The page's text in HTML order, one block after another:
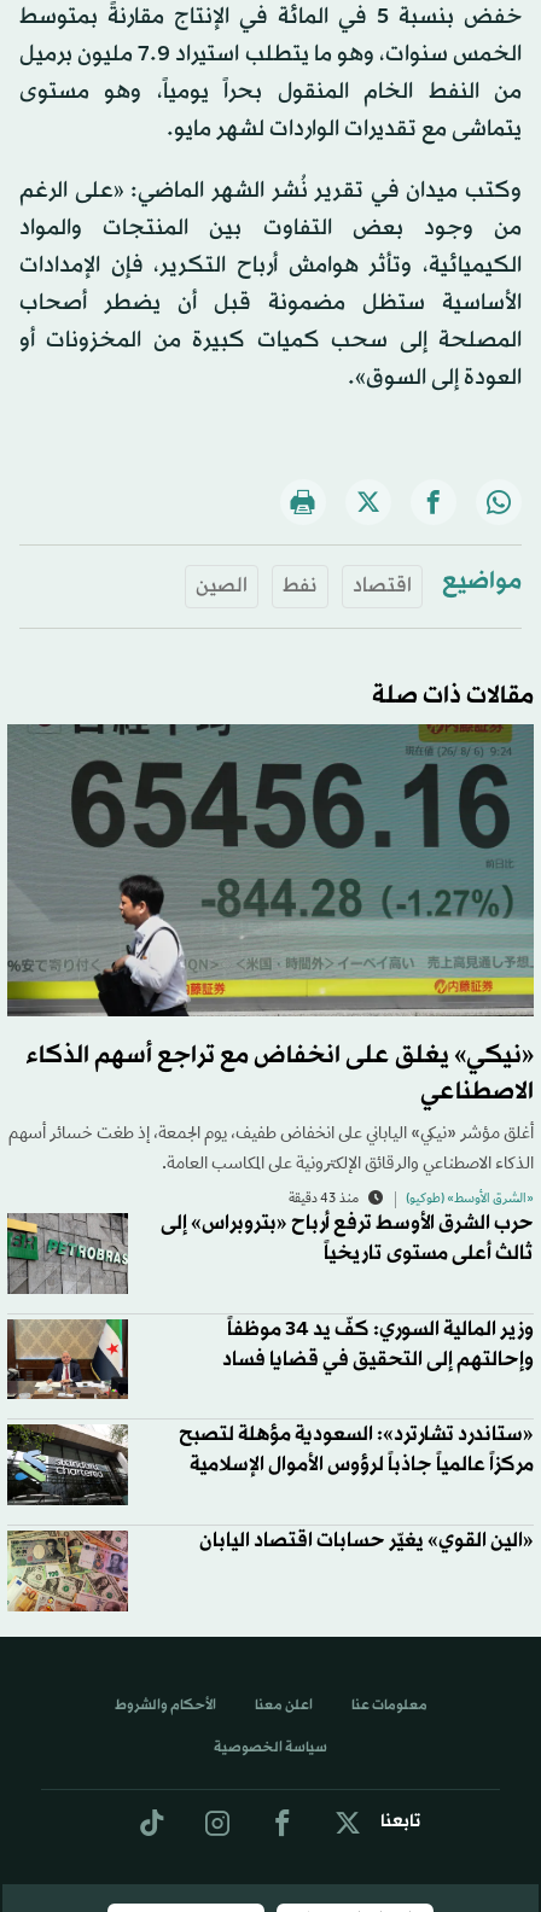
خفض بنسبة 5 في المائة في الإنتاج مقارنةً بمتوسط
الخمس سنوات، وهو ما يتطلب استيراد 7.9 مليون برميل
من النفط الخام المنقول بحراً يومياً، وهو مستوى
يتماشى مع تقديرات الواردات لشهر مايو.
وكتب ميدان في تقرير نُشر الشهر الماضي: «على الرغم
من وجود بعض التفاوت بين المنتجات والمواد
الكيميائية، وتأثر هوامش أرباح التكرير، فإن الإمدادات
الأساسية ستظل مضمونة قبل أن يضطر أصحاب
المصلحة إلى سحب كميات كبيرة من المخزونات أو
العودة إلى السوق».
مواضيع اقتصاد نفط الصين
مقالات ذات صلة
«نيكي» يغلق على انخفاض مع تراجع أسهم الذكاء
الاصطناعي
أغلق مؤشر «نيكي» الياباني على انخفاض طفيف، يوم الجمعة، إذ طغت خسائر أسهم
الذكاء الاصطناعي والرقائق الإلكترونية على المكاسب العامة.
«الشرق الأوسط» (طوكيو) منذ 43 دقيقة
حرب الشرق الأوسط ترفع أرباح «بتروبراس» إلى
ثالث أعلى مستوى تاريخياً
وزير المالية السوري: كفّ يد 34 موظفاً
وإحالتهم إلى التحقيق في قضايا فساد
«ستاندرد تشارترد»: السعودية مؤهلة لتصبح
مركزاً عالمياً جاذباً لرؤوس الأموال الإسلامية
«الين القوي» يغيّر حسابات اقتصاد اليابان
تابعنا
معلومات عنا اعلن معنا الأحكام والشروط
سياسة الخصوصية